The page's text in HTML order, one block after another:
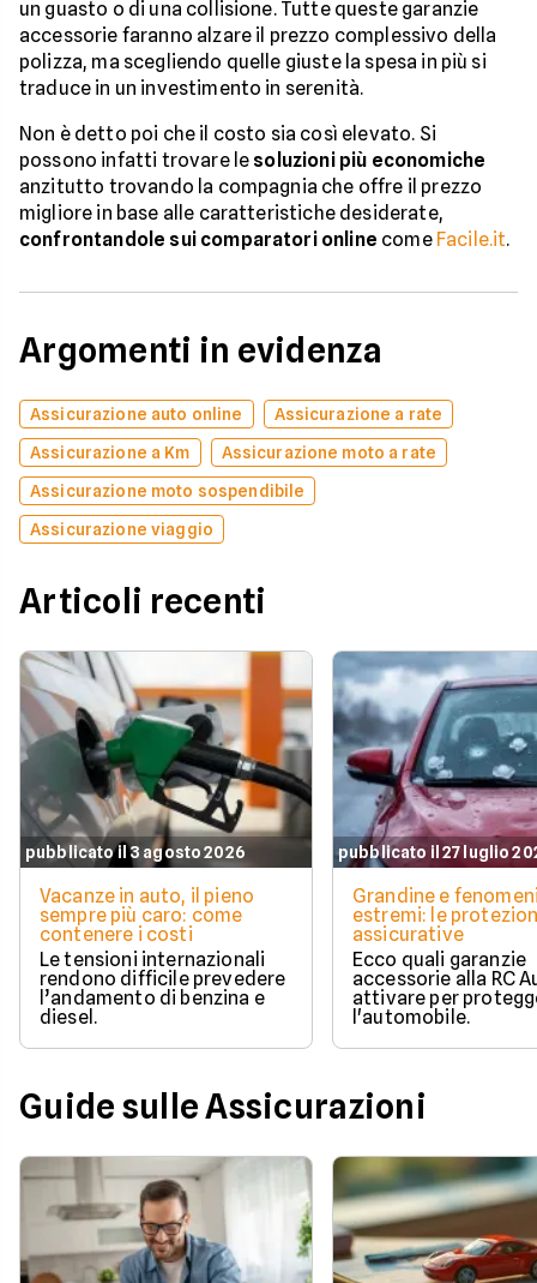
un guasto o di una collisione. Tutte queste garanzie
accessorie faranno alzare il prezzo complessivo della
polizza, ma scegliendo quelle giuste la spesa in più si
traduce in un investimento in serenità.
Non è detto poi che il costo sia così elevato. Si
possono infatti trovare le soluzioni più economiche
anzitutto trovando la compagnia che offre il prezzo
migliore in base alle caratteristiche desiderate,
confrontandole sui comparatori online come Facile.it.
Argomenti in evidenza
Assicurazione auto online
Assicurazione a rate
Assicurazione a Km
Assicurazione moto a rate
Assicurazione moto sospendibile
Assicurazione viaggio
Articoli recenti
pubblicato il 3 agosto 2026
Vacanze in auto, il pieno
sempre più caro: come
contenere i costi
Le tensioni internazionali
rendono difficile prevedere
l’andamento di benzina e
diesel.
pubblicato il 27 luglio
Grandine e
estremi: le
assicurative
Ecco quali garanzie
accessorie alla RC
attivare per
l'automobile.
Guide sulle Assicurazioni